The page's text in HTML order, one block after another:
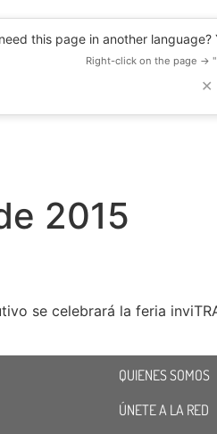
this page in another
Right-click on the page →
✕
2015
se celebrará la feria
QUIENES SOMOS
ÚNETE A LA RED